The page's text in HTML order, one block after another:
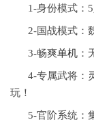
1-身份模式：
2-国战模式：
3-畅爽单机 ：
4-专属武将：
玩！
5-官阶系统：